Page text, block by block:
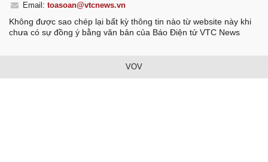
Email:toasoan@vtcnews.vn
Không được sao chép lại bất kỳ thông tin nào từ website này khi
chưa có sự đồng ý bằng văn bản của Báo Điện tử VTC News
VOV